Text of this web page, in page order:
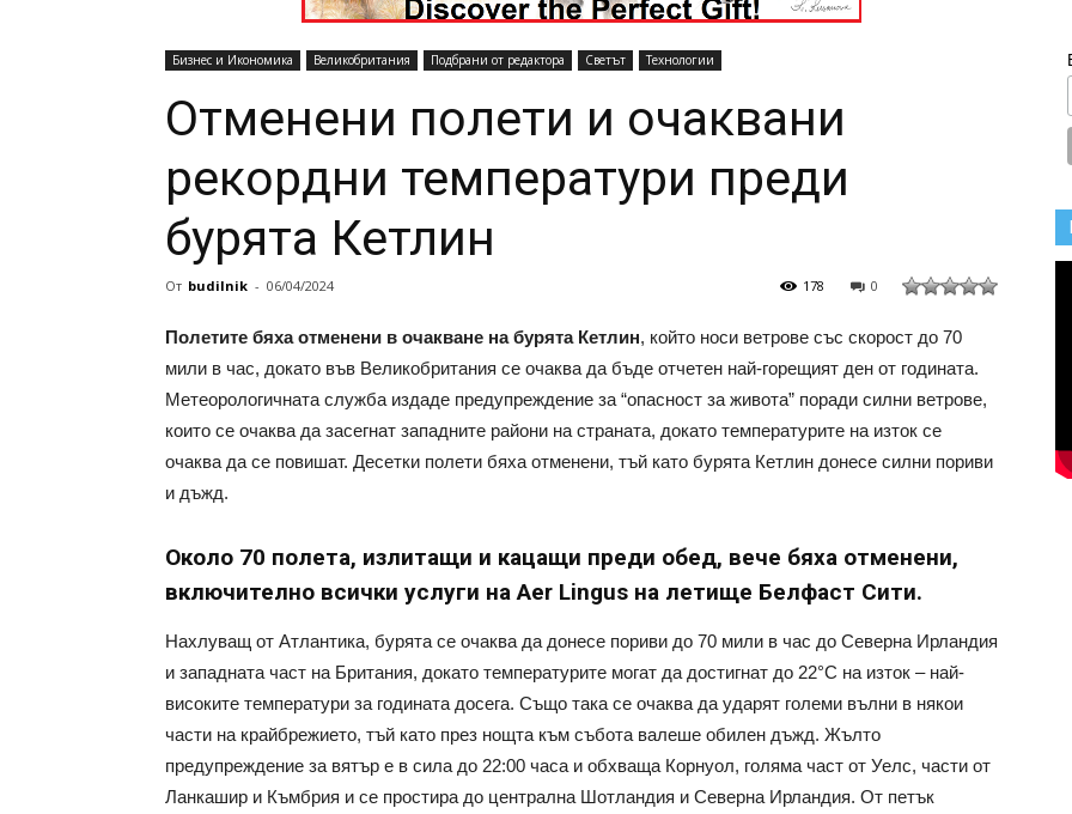
Бизнес и Икономика Великобритания Подбрани от редактора Светът Технологии
Отменени полети и очаквани
рекордни температури преди
бурята Кетлин
От budilnik - 06/04/2024 0
178
Полетите бяха отменени в очакване на бурята Кетлин, който носи ветрове със скорост до 70
мили в час, докато във Великобритания се очаква да бъде отчетен най-горещият ден от годината.
Метеорологичната служба издаде предупреждение за “опасност за живота” поради силни ветрове,
които се очаква да засегнат западните райони на страната, докато температурите на изток се
очаква да се повишат. Десетки полети бяха отменени, тъй като бурята Кетлин донесе силни пориви
и дъжд.
Около 70 полета, излитащи и кацащи преди обед, вече бяха отменени,
включително всички услуги на Aer Lingus на летище Белфаст Сити.
Нахлуващ от Атлантика, бурята се очаква да донесе пориви до 70 мили в час до Северна Ирландия
и западната част на Британия, докато температурите могат да достигнат до 22°C на изток – най-
високите температури за годината досега. Също така се очаква да ударят големи вълни в някои
части на крайбрежието, тъй като през нощта към събота валеше обилен дъжд. Жълто
предупреждение за вятър е в сила до 22:00 часа и обхваща Корнуол, голяма част от Уелс, части от
Ланкашир и Къмбрия и се простира до централна Шотландия и Северна Ирландия. От петък